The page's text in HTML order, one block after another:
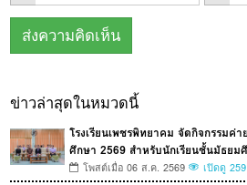
ข่าวล่าสุดในหมวดนี้
โรงเรียนเพชรพิทยาคม จัดกิจกรรมค่
ศึกษา 2569 สำหรับนักเรียนชั้นมัธยม
โพสต์เมื่อ 06 ส.ค. 2569 เปิดดู 259